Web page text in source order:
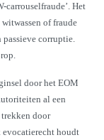
carrouselfraude’. Het
of fraude
passieve corruptie.
door het EOM
al een
door
houdt